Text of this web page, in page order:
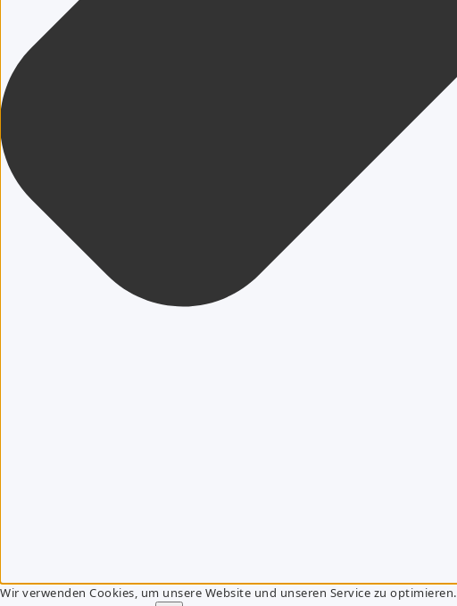
Wir verwenden Cookies, um unsere Website und unseren Service zu optimieren.